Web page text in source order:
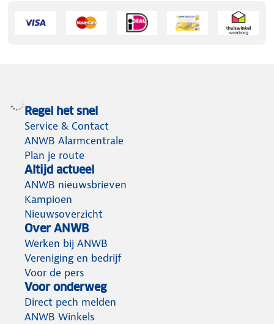
Regel het snel
Service & Contact
ANWB Alarmcentrale
Plan je route
Altijd actueel
ANWB nieuwsbrieven
Kampioen
Nieuwsoverzicht
Over ANWB
Werken bij ANWB
Vereniging en bedrijf
Voor de pers
Voor onderweg
Direct pech melden
ANWB Winkels